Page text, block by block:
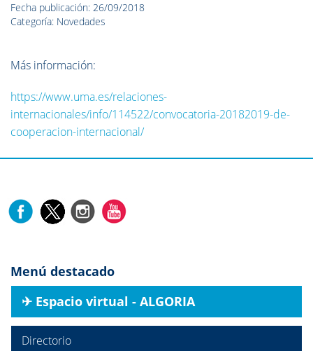
Fecha publicación: 26/09/2018
Categoría: Novedades
Más información:
https://www.uma.es/relaciones-
internacionales/info/114522/convocatoria-20182019-de-
cooperacion-internacional/
Menú destacado
✈︎ Espacio virtual - ALGORIA
Directorio